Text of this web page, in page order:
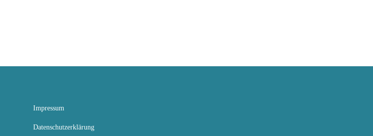
Impressum
Datenschutzerklärung